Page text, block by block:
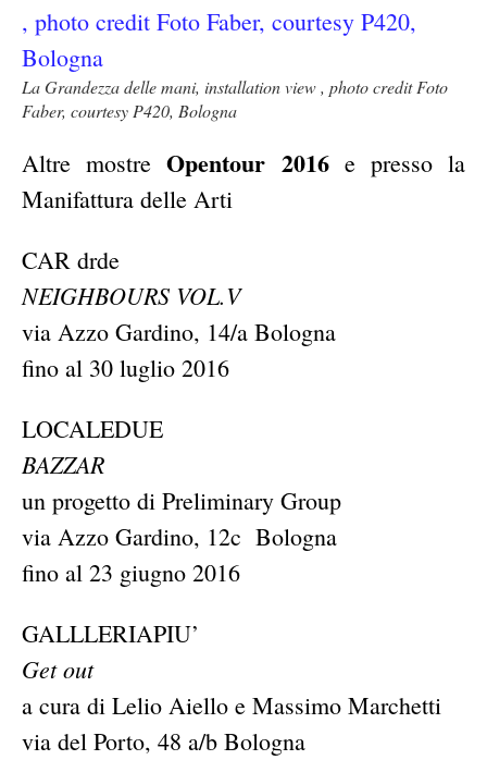
La Grandezza delle mani, installation view , photo credit Foto
Faber, courtesy P420, Bologna
Altre mostreOpentour 2016e presso la
Manifattura delle Arti
CAR drde
NEIGHBOURS VOL.V
via Azzo Gardino, 14/a Bologna
fino al 30 luglio 2016
LOCALEDUE
BAZZAR
un progetto di Preliminary Group
via Azzo Gardino, 12c Bologna
fino al 23 giugno 2016
GALLLERIAPIU’
Get out
a cura di Lelio Aiello e Massimo Marchetti
via del Porto, 48 a/b Bologna